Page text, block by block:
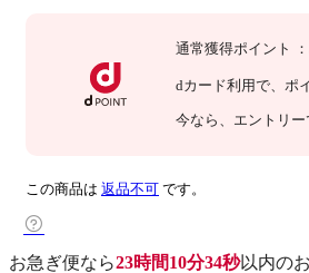
通常獲得ポイント ：
dカード利用で、 ポ
今なら 、エントリ
この商品は 返品不可 です。
お急ぎ便なら23時間10分33秒以内の